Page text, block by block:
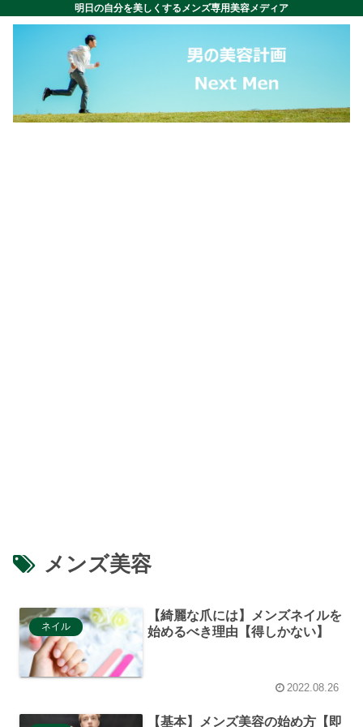
明日の自分を美しくするメンズ専用美容メディア
メンズ美容
ネイル
【綺麗な爪には】メンズネイルを
始めるべき理由【得しかない】
2022.08.26
【基本】メンズ美容の始め方【即